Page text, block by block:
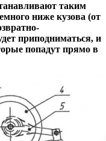
таким
ниже кузова (от
приподниматься, и
попадут прямо в